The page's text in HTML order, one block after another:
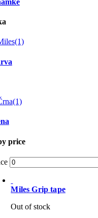
(1)
(1)
price
Miles Grip tape
Out of stock